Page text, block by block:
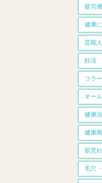
疲労
健康
芸能
妊活
コラ
オー
健康法
健康
肌荒
毛穴